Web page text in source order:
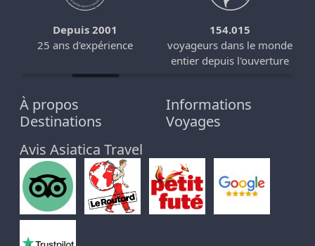
Depuis 2001
25 ans d'expérience
154.015
voyageurs dans le monde
entier depuis l'ouverture
À propos
Informations
Destinations
Voyages
Avis Asiatica Travel